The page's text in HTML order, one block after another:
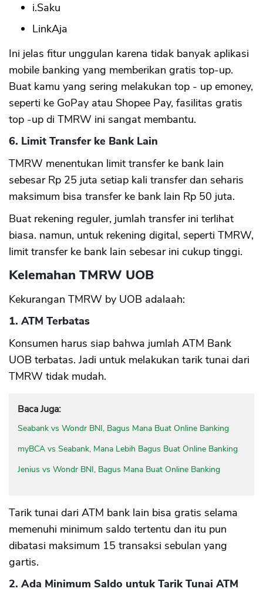
i.Saku
LinkAja
Ini jelas fitur unggulan karena tidak banyak aplikasi
mobile banking yang memberikan gratis top-up.
Buat kamu yang sering melakukan top - up emoney,
seperti ke GoPay atau Shopee Pay, fasilitas gratis
top -up di TMRW ini sangat membantu.
6. Limit Transfer ke Bank Lain
TMRW menentukan limit transfer ke bank lain
sebesar Rp 25 juta setiap kali transfer dan seharis
maksimum bisa transfer ke bank lain Rp 50 juta.
Buat rekening reguler, jumlah transfer ini terlihat
biasa. namun, untuk rekening digital, seperti TMRW,
limit transfer ke bank lain sebesar ini cukup tinggi.
Kelemahan TMRW UOB
Kekurangan TMRW by UOB adalaah:
1. ATM Terbatas
Konsumen harus siap bahwa jumlah ATM Bank
UOB terbatas. Jadi untuk melakukan tarik tunai dari
TMRW tidak mudah.
Baca Juga:
Seabank vs Wondr BNI, Bagus Mana Buat Online Banking
myBCA vs Seabank, Mana Lebih Bagus Buat Online Banking
Jenius vs Wondr BNI, Bagus Mana Buat Online Banking
Tarik tunai dari ATM bank lain bisa gratis selama
memenuhi minimum saldo tertentu dan itu pun
dibatasi maksimum 15 transaksi sebulan yang
gartis.
2. Ada Minimum Saldo untuk Tarik Tunai ATM